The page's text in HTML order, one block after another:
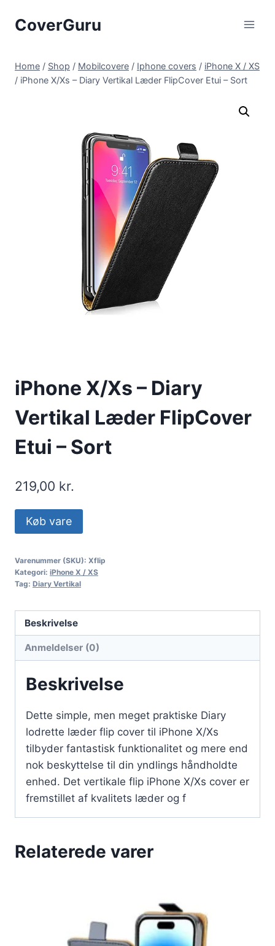
CoverGuru
Home / Shop / Mobilcovere / Iphone covers / iPhone X / XS
/ iPhone X/Xs – Diary Vertikal Læder FlipCover Etui – Sort
iPhone X/Xs – Diary
Vertikal Læder FlipCover
Etui – Sort
219,00 kr.
Køb vare
Varenummer (SKU): Xflip
Kategori: iPhone X / XS
Tag: Diary Vertikal
Beskrivelse
Anmeldelser (0)
Beskrivelse
Dette simple, men meget praktiske Diary
lodrette læder flip cover til iPhone X/Xs
tilbyder fantastisk funktionalitet og mere end
nok beskyttelse til din yndlings håndholdte
enhed. Det vertikale flip iPhone X/Xs cover er
fremstillet af kvalitets læder og f
Relaterede varer